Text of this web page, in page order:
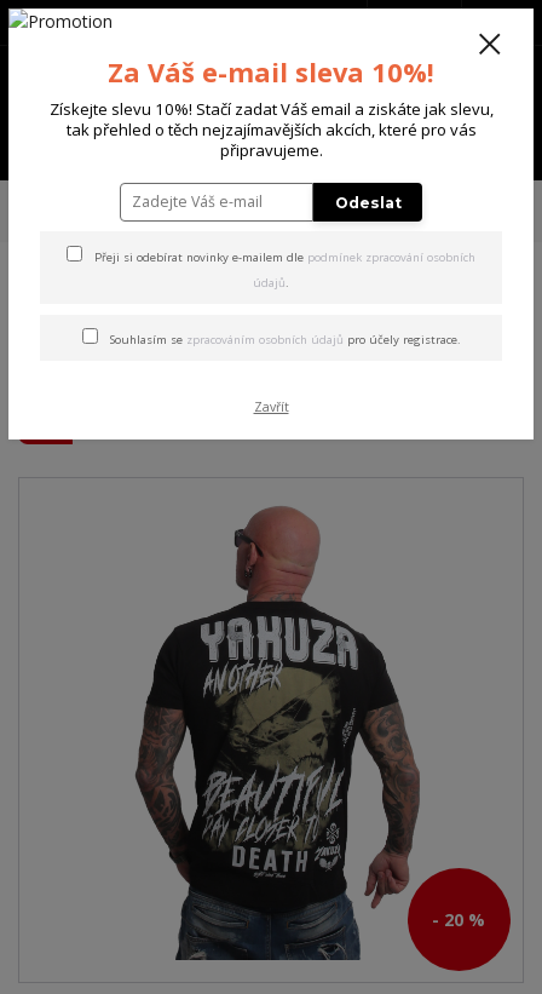
Menu
+420 702 136 620
TRIKA & TÍLKA
Yakuza pánské tričko Beautiful Regular
Beautiful Regular T-Shirt
- 20 %
Za Váš e-mail sleva 10%!
Získejte slevu 10%! Stačí zadat Váš email a ziskáte jak slevu,
tak přehled o těch nejzajímavějších akcích, které pro vás
připravujeme.
Odeslat
Přeji si odebírat novinky e-mailem dle podmínek zpracování osobních
údajů.
Souhlasím se zpracováním osobních údajů pro účely registrace.
Zavřít